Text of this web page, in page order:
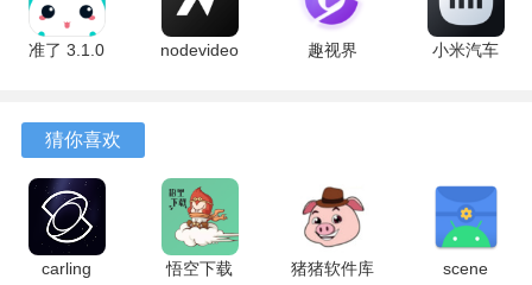
软件亮点
1、根据历史记录生成简要的行为分析报告，指出高频违规类
型，给出具体的改进建议。
最新版
准了 3.1.0
nodevideo
趣视界
小米汽车
猜你喜欢
carling
悟空下载
猪猪软件库
scene